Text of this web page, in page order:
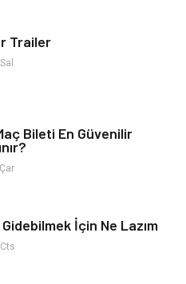
Mobilya
Moda
Trailer
Bileti En Güvenilir
İçin Ne Lazım